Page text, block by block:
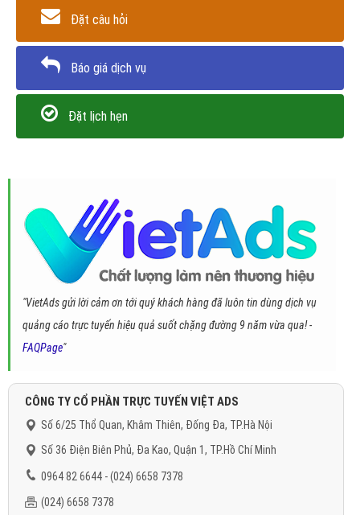
Đặt câu hỏi
Báo giá dịch vụ
Đặt lịch hẹn
"VietAds gửi lời cảm ơn tới quý khách hàng đã luôn tin dùng dịch vụ
quảng cáo trực tuyến hiệu quả suốt chặng đường 9 năm vừa qua! -
FAQPage"
CÔNG TY CỔ PHẦN TRỰC TUYẾN VIỆT ADS
Số 6/25 Thổ Quan, Khâm Thiên, Đống Đa, TP.Hà Nội
Số 36 Điện Biên Phủ, Đa Kao, Quận 1, TP.Hồ Chí Minh
0964 82 6644 - (024) 6658 7378
(024) 6658 7378